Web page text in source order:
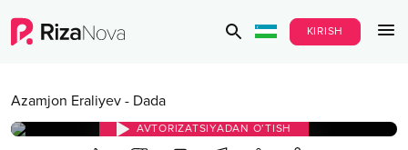
KIRISH
Azamjon Eraliyev - Dada
AVTORIZATSIYADAN O‘TISH